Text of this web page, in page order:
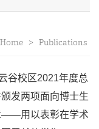
Home > Publications
校区2021年度总
发两项面向博士生
——用以表彰在学术